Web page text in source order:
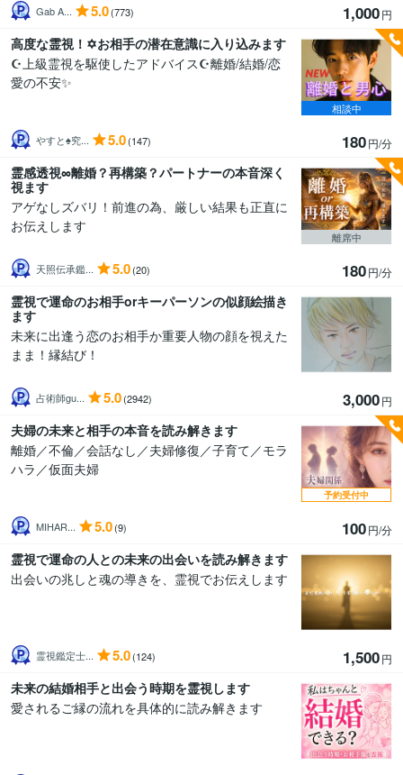
Gab A... 5.0(773) 1,000円
高度な霊視！✡️お相手の潜在意識に入り込みます
☪️上級霊視を駆使したアドバイス☪️離婚/結婚/恋
愛の不安✨
やすと♠究... 5.0(147) 180円/分
相談中
霊感透視∞離婚？再構築？パートナーの本音深く
視ます
アゲなしズバリ！前進の為、厳しい結果も正直に
お伝えします
天照伝承鑑... 5.0(20) 180円/分
離席中
霊視で運命のお相手orキーパーソンの似顔絵描き
ます
未来に出逢う恋のお相手か重要人物の顔を視えた
まま！縁結び！
占術師gu... 5.0(2942) 3,000円
夫婦の未来と相手の本音を読み解きます
離婚／不倫／会話なし／夫婦修復／子育て／モラ
ハラ／仮面夫婦
MIHAR... 5.0(9) 100円/分
予約受付中
霊視で運命の人との未来の出会いを読み解きます
出会いの兆しと魂の導きを、霊視でお伝えします
霊視鑑定士... 5.0(124) 1,500円
未来の結婚相手と出会う時期を霊視します
愛されるご縁の流れを具体的に読み解きます